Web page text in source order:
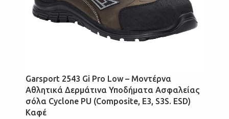
Garsport 2543 Gi Pro Low – Μοντέρνα
Αθλητικά Δερμάτινα Υποδήματα Ασφαλείας
σόλα Cyclone PU (Composite, E3, S3S. ESD)
Καφέ